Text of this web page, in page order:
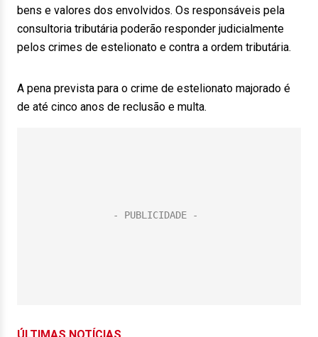
bens e valores dos envolvidos. Os responsáveis pela
consultoria tributária poderão responder judicialmente
pelos crimes de estelionato e contra a ordem tributária.
A pena prevista para o crime de estelionato majorado é
de até cinco anos de reclusão e multa.